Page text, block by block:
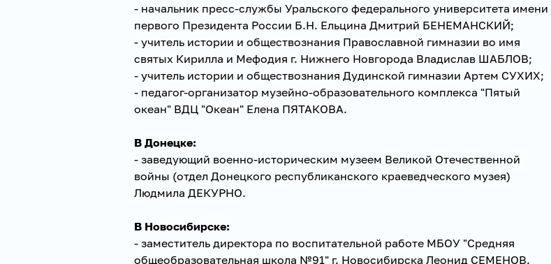
- начальник пресс-службы Уральского федерального университета имени
первого Президента России Б.Н. Ельцина Дмитрий БЕНЕМАНСКИЙ;
- учитель истории и обществознания Православной гимназии во имя
святых Кирилла и Мефодия г. Нижнего Новгорода Владислав ШАБЛОВ;
- учитель истории и обществознания Дудинской гимназии Артем СУХИХ;
- педагог-организатор музейно-образовательного комплекса "Пятый
океан" ВДЦ "Океан" Елена ПЯТАКОВА.
В Донецке:
- заведующий военно-историческим музеем Великой Отечественной
войны (отдел Донецкого республиканского краеведческого музея)
Людмила ДЕКУРНО.
В Новосибирске:
- заместитель директора по воспитательной работе МБОУ "Средняя
общеобразовательная школа №91" г. Новосибирска Леонид СЕМЕНОВ.